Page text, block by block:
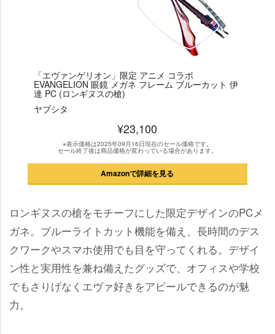
「エヴァンゲリオン」限定 アニメ コラボ
EVANGELION 眼鏡 メガネ フレーム ブルーカット 伊
達 PC (ロンギヌスの槍)
ヤブシタ
¥23,100
※表示価格は2025年09月16日現在のセール価格です。
セール終了後は商品価格が変わっている場合があります。
Amazonで詳細を見る
ロンギヌスの槍をモチーフにした限定デザインのPCメ
ガネ。ブルーライトカット機能を備え、長時間のデス
クワークやスマホ使用でも目を守ってくれる。デザイ
ン性と実用性を兼ね備えたグッズで、オフィスや学校
でもさりげなくエヴァ好きをアピールできるのが魅
力。